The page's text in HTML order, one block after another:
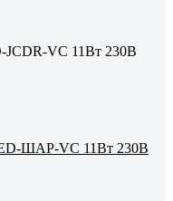
JCDR-VC 11Вт 230В